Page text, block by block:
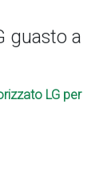
guasto a
LG per